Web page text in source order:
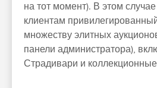
на тот момент). В этом
клиентам
множеству элитных
панели администратора),
Страдивари и